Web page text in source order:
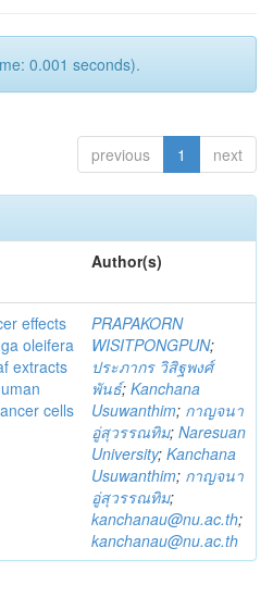
0.001 seconds).
previous 1 next
Author(s)
effects
oleifera
extracts
cells
PRAPAKORN
WISITPONGPUN;
ประภากร วิสิฐพงศ์
พันธ์; Kanchana
Usuwanthim; กาญจนา
อู่สุวรรณทิม; Naresuan
University; Kanchana
Usuwanthim; กาญจนา
อู่สุวรรณทิม;
kanchanau@nu.ac.th;
kanchanau@nu.ac.th